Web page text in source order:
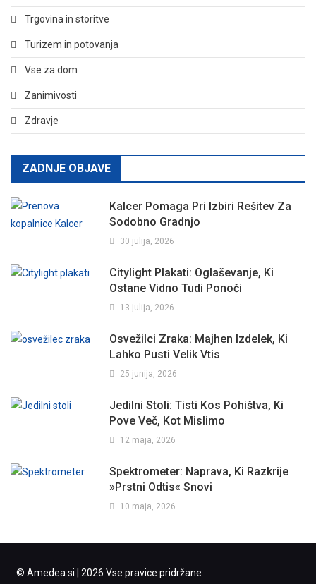
Trgovina in storitve
Turizem in potovanja
Vse za dom
Zanimivosti
Zdravje
ZADNJE OBJAVE
Kalcer Pomaga Pri Izbiri Rešitev Za
Sodobno Gradnjo
30 julija, 2026
Citylight Plakati: Oglaševanje, Ki
Ostane Vidno Tudi Ponoči
13 julija, 2026
Osvežilci Zraka: Majhen Izdelek, Ki
Lahko Pusti Velik Vtis
25 junija, 2026
Jedilni Stoli: Tisti Kos Pohištva, Ki
Pove Več, Kot Mislimo
12 maja, 2026
Spektrometer: Naprava, Ki Razkrije
»prstni Odtis« Snovi
10 maja, 2026
© Amedea.si | 2026 Vse pravice pridržane